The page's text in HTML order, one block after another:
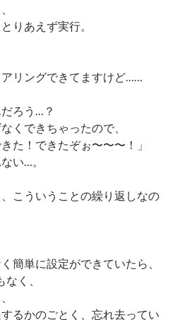
りあえず実行。
リングできてますけど……
ろう…？
くできちゃったので、
た！できたぞぉ〜〜〜！」
い…。
こういうことの繰り返しなの
簡単に設定ができていたら、
く、
るかのごとく、忘れ去ってい